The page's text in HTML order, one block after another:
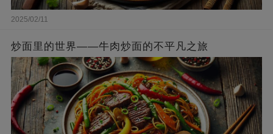
2025/02/11
炒面里的世界——牛肉炒面的不平凡之旅